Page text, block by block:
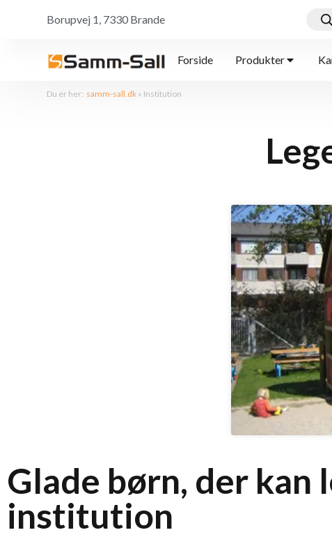
Borupvej 1, 7330 Brande
Forside Produkter
Du er her: samm-sall.dk » Institution
Glade børn, der
institution